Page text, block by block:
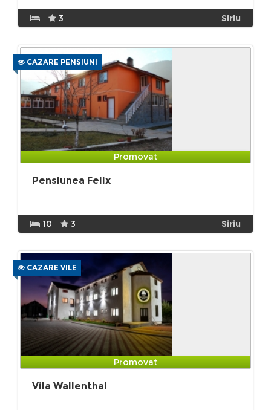
3 Siriu
CAZARE PENSIUNI
Promovat
Pensiunea Felix
10 3 Siriu
CAZARE VILE
Promovat
Vila Wallenthal